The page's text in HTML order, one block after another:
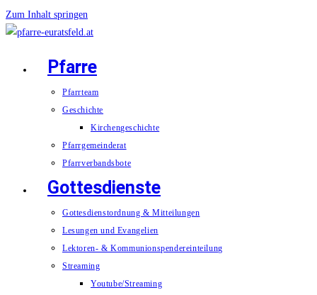
Zum Inhalt springen
Pfarre
Pfarrteam
Geschichte
Kirchengeschichte
Pfarrgemeinderat
Pfarrverbandsbote
Gottesdienste
Gottesdienstordnung & Mitteilungen
Lesungen und Evangelien
Lektoren- & Kommunionspendereinteilung
Streaming
Youtube/Streaming